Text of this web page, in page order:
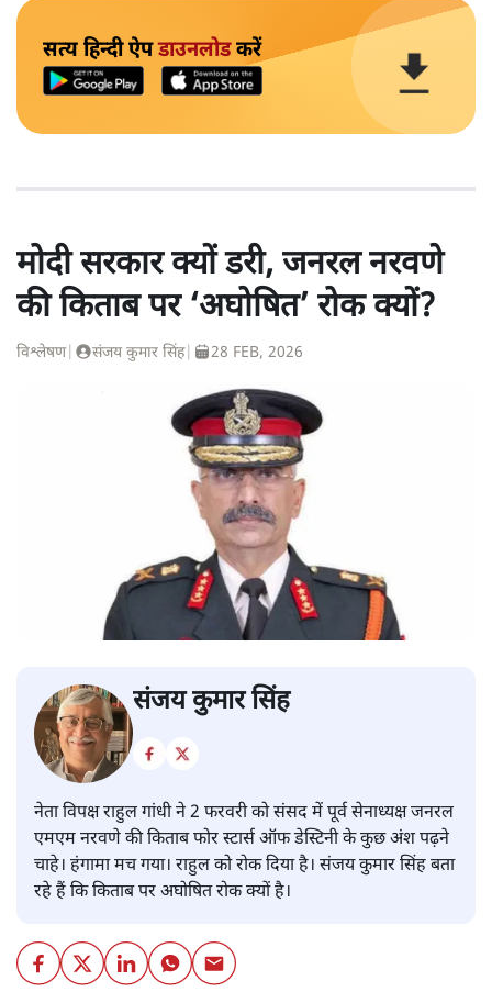
सत्य हिन्दी ऐपडाउनलोडकरें
मोदी सरकार क्यों डरी, जनरल नरवणे
की किताब पर ‘अघोषित’ रोक क्यों?
विश्लेषण| संजय कुमार सिंह| 28 FEB, 2026
संजय कुमार सिंह
नेता विपक्ष राहुल गांधी ने 2 फरवरी को संसद में पूर्व सेनाध्यक्ष जनरल
एमएम नरवणे की किताब फोर स्टार्स ऑफ डेस्टिनी के कुछ अंश पढ़ने
चाहे। हंगामा मच गया। राहुल को रोक दिया है। संजय कुमार सिंह बता
रहे हैं कि किताब पर अघोषित रोक क्यों है।